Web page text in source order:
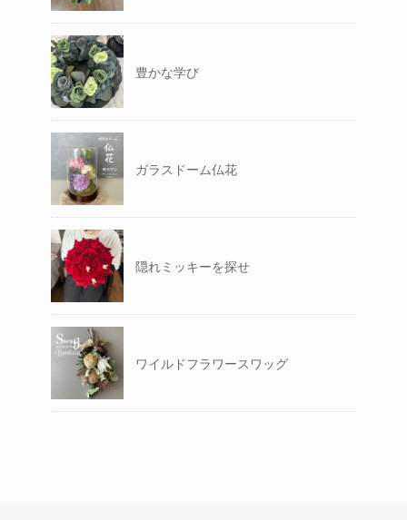
豊かな学び
ガラスドーム仏花
隠れミッキーを探せ
ワイルドフラワースワッグ